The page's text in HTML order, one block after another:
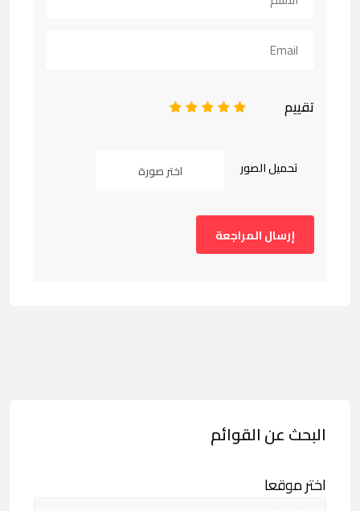
تقييم 5
4
3
2
تحميل الصور اختر صورة
البحث عن القوائم
اختر موقعا